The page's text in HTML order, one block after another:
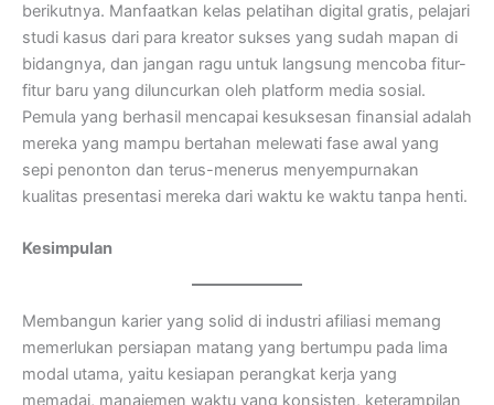
berikutnya. Manfaatkan kelas pelatihan digital gratis, pelajari
studi kasus dari para kreator sukses yang sudah mapan di
bidangnya, dan jangan ragu untuk langsung mencoba fitur-
fitur baru yang diluncurkan oleh platform media sosial.
Pemula yang berhasil mencapai kesuksesan finansial adalah
mereka yang mampu bertahan melewati fase awal yang
sepi penonton dan terus-menerus menyempurnakan
kualitas presentasi mereka dari waktu ke waktu tanpa henti.
Kesimpulan
Membangun karier yang solid di industri afiliasi memang
memerlukan persiapan matang yang bertumpu pada lima
modal utama, yaitu kesiapan perangkat kerja yang